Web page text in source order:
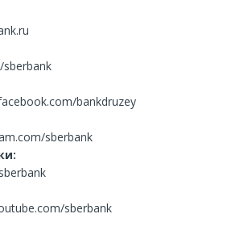
bankdruzey
sberbank
sberbank